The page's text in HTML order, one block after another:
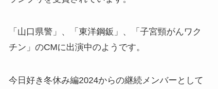
「山口県警」、「東洋鋼鈑」、「子宮頸がんワク
チン」のCMに出演中のようです。
今日好き冬休み編2024からの継続メンバーとして